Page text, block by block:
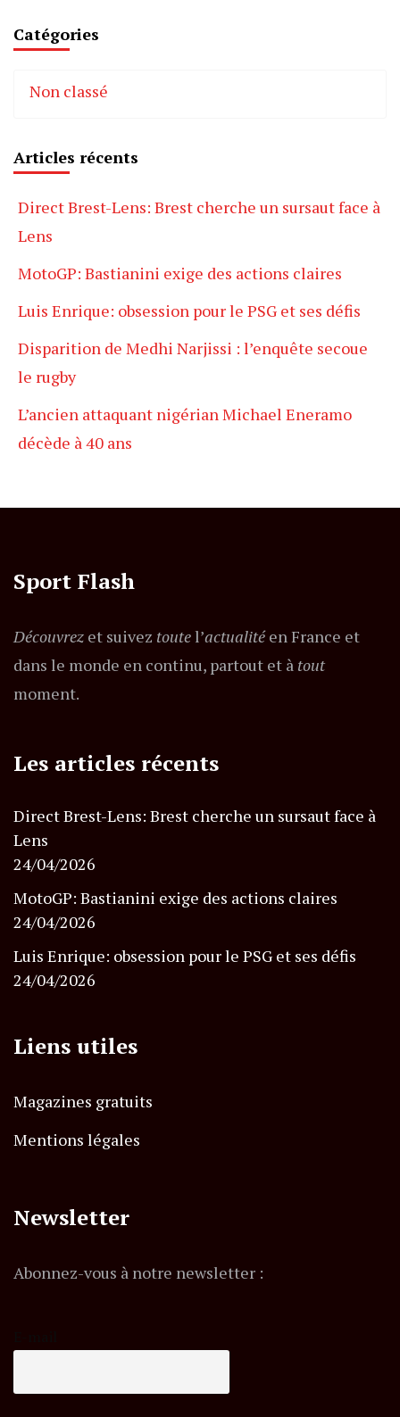
Catégories
Non classé
Articles récents
Direct Brest-Lens: Brest cherche un sursaut face à
Lens
MotoGP: Bastianini exige des actions claires
Luis Enrique: obsession pour le PSG et ses défis
Disparition de Medhi Narjissi : l’enquête secoue
le rugby
L’ancien attaquant nigérian Michael Eneramo
décède à 40 ans
Sport Flash
Découvrez et suivez toutel’actualitéen France et
dans le monde en continu, partout et à tout
moment.
Les articles récents
Direct Brest-Lens: Brest cherche un sursaut face à
Lens
24/04/2026
MotoGP: Bastianini exige des actions claires
24/04/2026
Luis Enrique: obsession pour le PSG et ses défis
24/04/2026
Liens utiles
Magazines gratuits
Mentions légales
Newsletter
Abonnez-vous à notre newsletter :